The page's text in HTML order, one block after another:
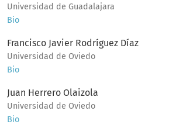
Universidad de Guadalajara
Bio
Francisco Javier Rodríguez Díaz
Universidad de Oviedo
Bio
Juan Herrero Olaizola
Universidad de Oviedo
Bio